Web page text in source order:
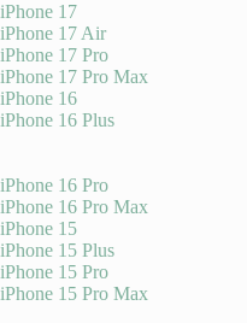
iPhone 17
iPhone 17 Air
iPhone 17 Pro
iPhone 17 Pro Max
iPhone 16
iPhone 16 Plus
iPhone 16 Pro
iPhone 16 Pro Max
iPhone 15
iPhone 15 Plus
iPhone 15 Pro
iPhone 15 Pro Max